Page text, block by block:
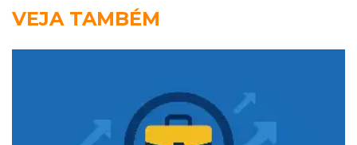
VEJA TAMBÉM